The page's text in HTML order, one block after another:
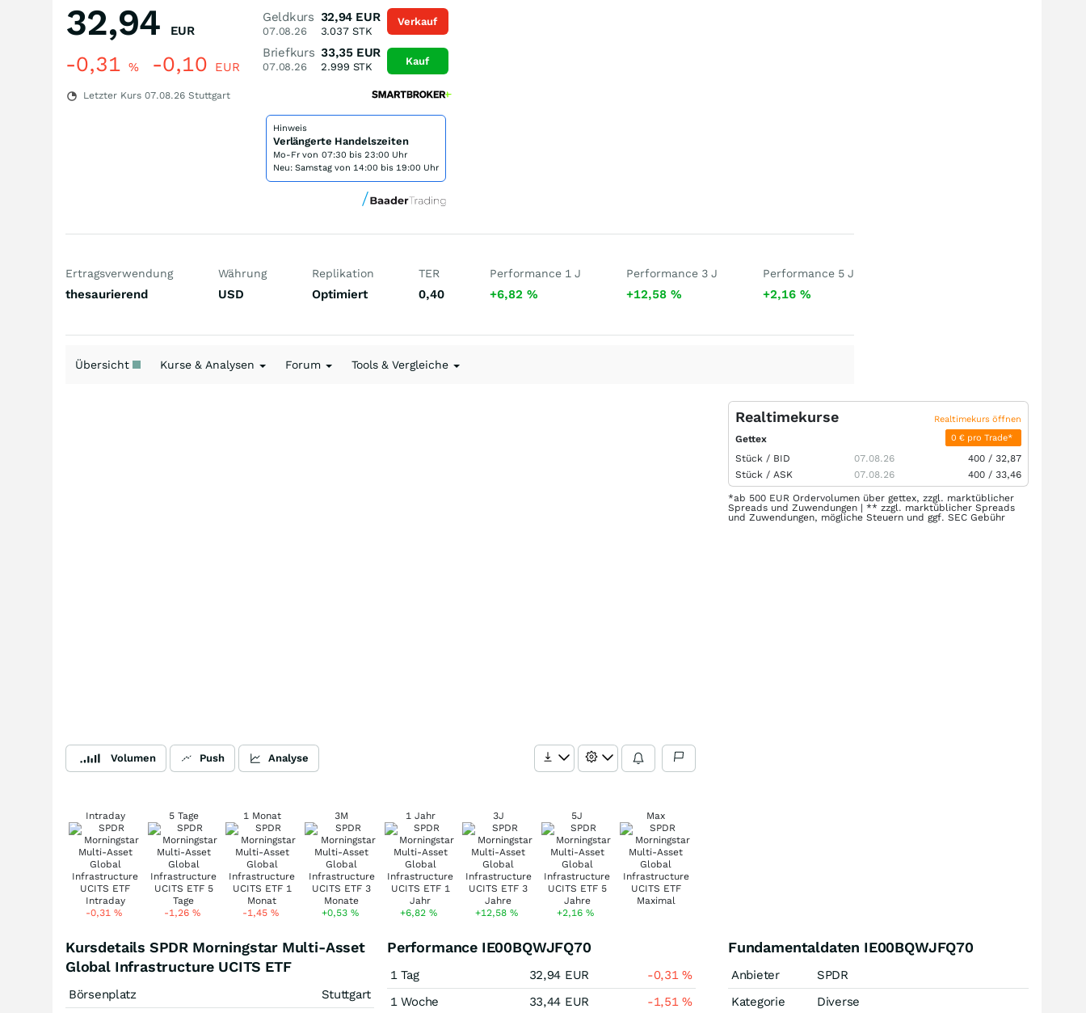
32,94 EUR
-0,31 % -0,10 EUR
Letzter Kurs 07.08.26 Stuttgart
Geldkurs
07.08.26
32,94 EUR
3.037STK
Briefkurs
07.08.26
33,35 EUR
2.999 STK
Verkauf
Kauf
Hinweis
Verlängerte Handelszeiten
Mo-Fr von 07:30 bis 23:00 Uhr
Neu: Samstag von 14:00 bis 19:00 Uhr
Ertragsverwendung
thesaurierend
Währung
USD
Replikation
Optimiert
TER
0,40
Performance 1 J
+6,82%
Performance 3 J
+12,58%
Performance 5 J
+2,16 %
Übersicht Kurse & Analysen Forum Tools & Vergleiche
Volumen Push Analyse
Intraday
-0,31 %
5 Tage
-1,26 %
1 Monat
-1,45 %
3M
+0,53 %
1 Jahr
+6,82%
3J
+12,58%
5J
+2,16%
Max
Realtimekurse Realtimekurs öffnen
Gettex 0 € pro Trade*
Stück / BID 07.08.26 400 / 32,87
Stück / ASK 07.08.26 400 / 33,46
*ab 500 EUR Ordervolumen über gettex, zzgl. marktüblicher
Spreads und Zuwendungen | ** zzgl. marktüblicher Spreads
und Zuwendungen, mögliche Steuern und ggf. SEC Gebühr
Kursdetails SPDR Morningstar Multi-Asset
Global Infrastructure UCITS ETF
Börsenplatz
Stuttgart
Performance IE00BQWJFQ70
1 Tag 32,94 EUR -0,31%
1 Woche
33,44 EUR -1,51%
Fundamentaldaten IE00BQWJFQ70
Anbieter
SPDR
Kategorie
Diverse